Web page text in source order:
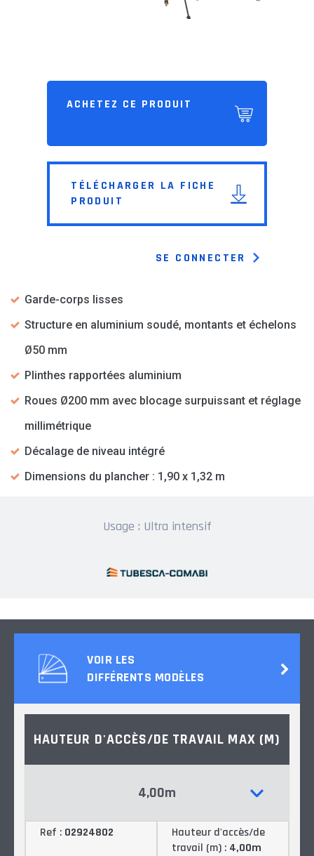
ACHETEZ CE PRODUIT
TÉLÉCHARGER LA FICHE
PRODUIT
SE CONNECTER
Garde-corps lisses
Structure en aluminium soudé, montants et échelons
Ø50 mm
Plinthes rapportées aluminium
Roues Ø200 mm avec blocage surpuissant et réglage
millimétrique
Décalage de niveau intégré
Dimensions du plancher : 1,90 x 1,32 m
Usage : Ultra intensif
VOIR LES
DIFFÉRENTS MODÈLES
HAUTEUR D'ACCÈS/DE TRAVAIL MAX (M)
4,00m
Ref : 02924802
Hauteur d'accès/de
travail (m) : 4,00m